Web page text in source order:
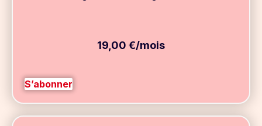
19,00 €/mois
S’abonner